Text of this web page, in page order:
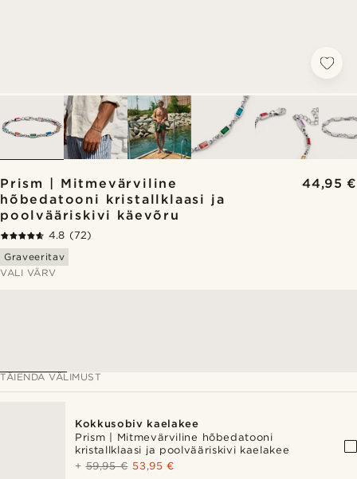
Prism | Mitmevärviline
hõbedatooni kristallklaasi ja
poolvääriskivi käevõru
44,95 €
4.8 (72)
Graveeritav
VALI VÄRV
TÄIENDA VÄLIMUST
Kokkusobiv kaelakee
Prism | Mitmevärviline hõbedatooni
kristallklaasi ja poolvääriskivi kaelakee
+59,95 € 53,95 €